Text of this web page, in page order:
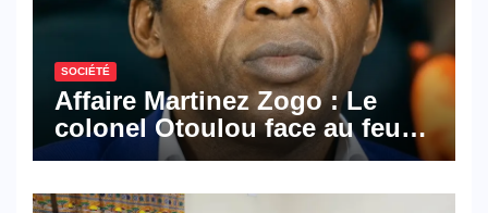
SOCIÉTÉ
Affaire Martinez Zogo : Le
colonel Otoulou face au feu
croisé des avocats de la